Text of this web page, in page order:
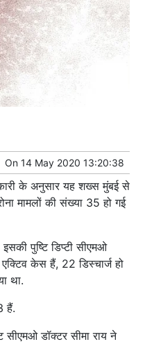
On 14 May 2020 13:20:38
के अनुसार यह शख्स मुंबई से
मामलों की संख्या 35 हो गई
पुष्टि डिप्टी सीएमओ
केस हैं, 22 डिस्चार्ज हो
था.
हैं.
सीएमओ डॉक्टर सीमा राय ने